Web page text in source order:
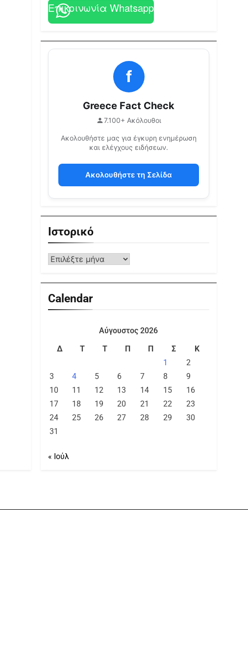
Επικοινωνία Whatsapp
f
Greece Fact Check
7.100+ Ακόλουθοι
Ακολουθήστε μας για έγκυρη ενημέρωση
και ελέγχους ειδήσεων.
Ακολουθήστε τη Σελίδα
Ιστορικό
Calendar
Αύγουστος 2026
Δ
Τ Τ Π Π Σ
Κ
1
2
3
4 5 6 7 8
9
10
11 12 13 14 15
16
17
18 19 20 21 22
23
24
25 26 27 28 29
30
31
« Ιούλ